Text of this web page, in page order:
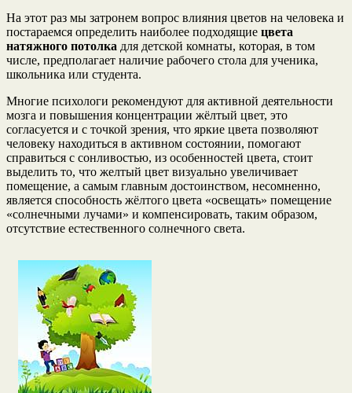
На этот раз мы затронем вопрос влияния цветов на человека и
постараемся определить наиболее подходящие цвета
натяжного потолка для детской комнаты, которая, в том
числе, предполагает наличие рабочего стола для ученика,
школьника или студента.
Многие психологи рекомендуют для активной деятельности
мозга и повышения концентрации жёлтый цвет, это
согласуется и с точкой зрения, что яркие цвета позволяют
человеку находиться в активном состоянии, помогают
справиться с сонливостью, из особенностей цвета, стоит
выделить то, что желтый цвет визуально увеличивает
помещение, а самым главным достоинством, несомненно,
является способность жёлтого цвета «освещать» помещение
«солнечными лучами» и компенсировать, таким образом,
отсутствие естественного солнечного света.